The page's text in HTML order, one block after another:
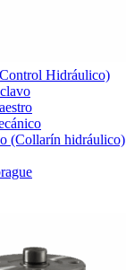
Hidráulico)
(Collarín hidráulico)